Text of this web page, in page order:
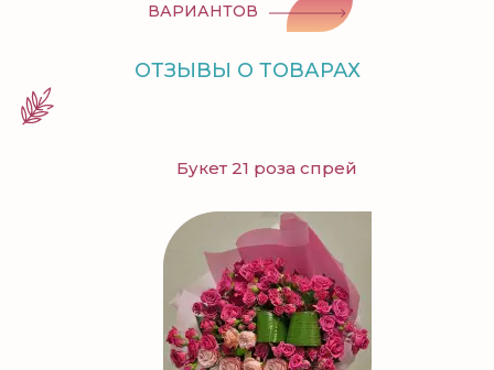
ВАРИАНТОВ
ОТЗЫВЫ О ТОВАРАХ
Букет 21 роза спрей